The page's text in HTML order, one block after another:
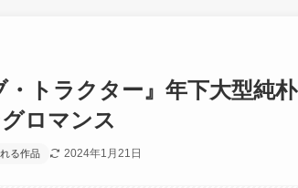
・トラクター』年下大型純
ロマンス
る作品 2024年1月21日